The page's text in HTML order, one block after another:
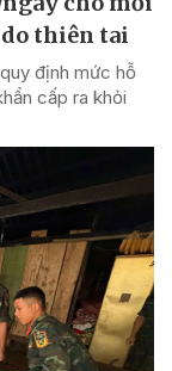
thiên tai
định mức hỗ
cấp ra khỏi